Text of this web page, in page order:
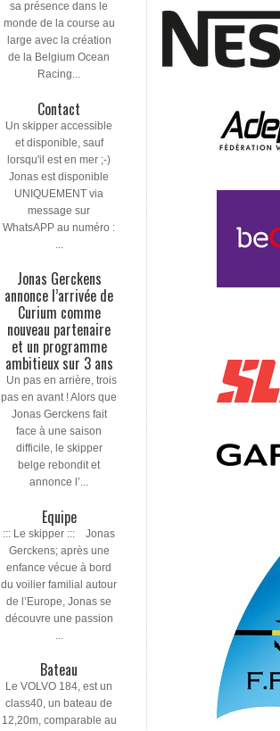
sa présence dans le
monde de la course au
large avec la création
de la Belgium Ocean
Racing...
Contact
Un skipper accessible
et disponible, sauf
lorsqu'il est en mer ;-)
Jonas est disponible
UNIQUEMENT via
message sur
WhatsAPP au numéro :
Jonas Gerckens
annonce l’arrivée de
Curium comme
nouveau partenaire
et un programme
ambitieux sur 3 ans
Un pas en arrière, trois
pas en avant ! Alors que
Jonas Gerckens fait
face à une saison
difficile, le skipper
belge rebondit et
annonce l’...
Equipe
::: Le skipper ::: Jonas
Gerckens; après une
enfance vécue à bord
du voilier familial autour
de l’Europe, Jonas se
découvre une passion
Bateau
Le VOLVO 184, est un
class40, un bateau de
12,20m, comparable au